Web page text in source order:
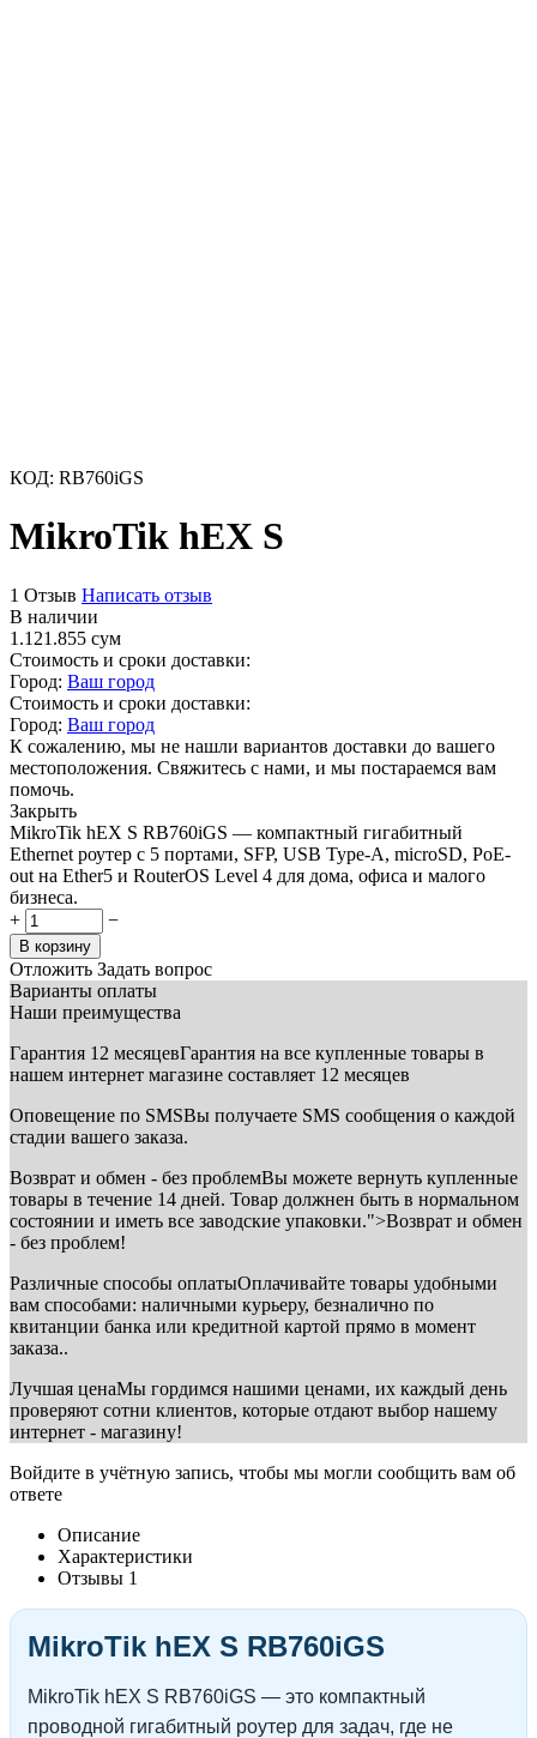
КОД: RB760iGS
MikroTik hEX S
1 Отзыв Написать отзыв
В наличии
1.121.855 сум
Стоимость и сроки доставки:
Город: Ваш город
Стоимость и сроки доставки:
Город: Ваш город
К сожалению, мы не нашли вариантов доставки до вашего
местоположения. Свяжитесь с нами, и мы постараемся вам
помочь.
Закрыть
MikroTik hEX S RB760iGS — компактный гигабитный
Ethernet роутер с 5 портами, SFP, USB Type-A, microSD, PoE-
out на Ether5 и RouterOS Level 4 для дома, офиса и малого
бизнеса.
+
−
В корзину
Отложить Задать вопрос
Варианты оплаты
Наши преимущества
Гарантия 12 месяцевГарантия на все купленные товары в
нашем интернет магазине составляет 12 месяцев
Оповещение по SMSВы получаете SMS сообщения о каждой
стадии вашего заказа.
Возврат и обмен - без проблемВы можете вернуть купленные
товары в течение 14 дней. Товар должнен быть в нормальном
состоянии и иметь все заводские упаковки.">Возврат и обмен
- без проблем!
Различные способы оплатыОплачивайте товары удобными
вам способами: наличными курьеру, безналично по
квитанции банка или кредитной картой прямо в момент
заказа..
Лучшая ценаМы гордимся нашими ценами, их каждый день
проверяют сотни клиентов, которые отдают выбор нашему
интернет - магазину!
Войдите в учётную запись, чтобы мы могли сообщить вам об
ответе
Описание
Характеристики
Отзывы 1
MikroTik hEX S RB760iGS
MikroTik hEX S RB760iGS — это компактный
проводной гигабитный роутер для задач, где не